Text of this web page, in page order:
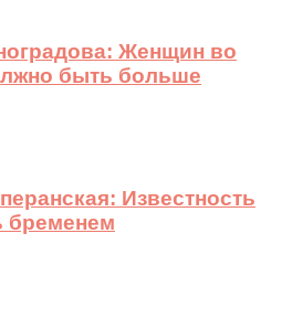
Женщин во
быть больше
Известность
бременем